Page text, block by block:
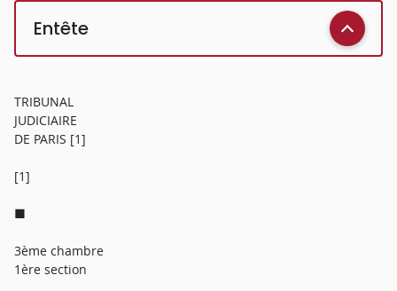
Entête
TRIBUNAL
JUDICIAIRE
DE PARIS [1]
[1]
■
3ème chambre
1ère section